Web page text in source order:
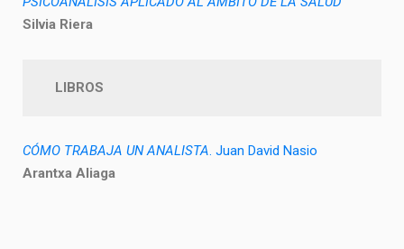
Silvia Riera
LIBROS
CÓMO TRABAJA UN ANALISTA. Juan David Nasio
Arantxa Aliaga